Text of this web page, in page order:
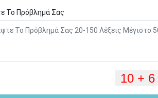
Το Πρόβλημά Σας